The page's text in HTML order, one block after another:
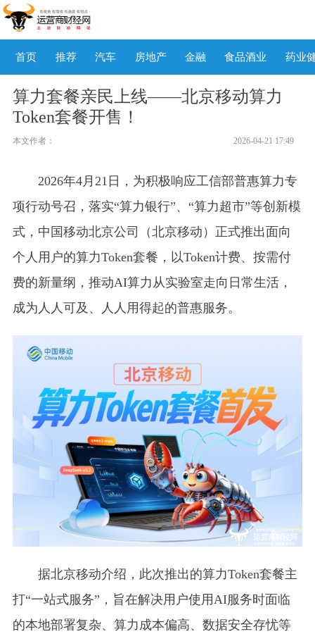
首页 推荐 汽车 房地产 金融 食品酒业 药业
算力套餐亲民上线——北京移动算力
Token套餐开售！
本文作者： 2026-04-21 17:49
2026年4月21日，为积极响应工信部普惠算力专
项行动号召，落实“算力银行”、“算力超市”等创新模
式，中国移动北京公司（北京移动）正式推出面向
个人用户的算力Token套餐，以Token计费、按需付
费的新量纲，推动AI算力从实验室走向日常生活，
成为人人可及、人人用得起的普惠服务。
据北京移动介绍，此次推出的算力Token套餐主
打“一站式服务”，旨在解决用户使用AI服务时面临
的本地部署复杂、算力成本偏高、数据安全存忧等